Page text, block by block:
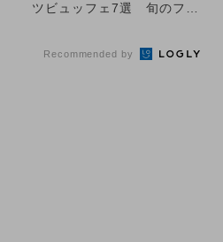
ツビュッフェ7選 旬のフル
Recommended by